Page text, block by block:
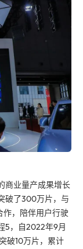
商业量产成果增长
破了300万片，与
，陪伴用户行驶
5，自2022年9月
破10万片，累计